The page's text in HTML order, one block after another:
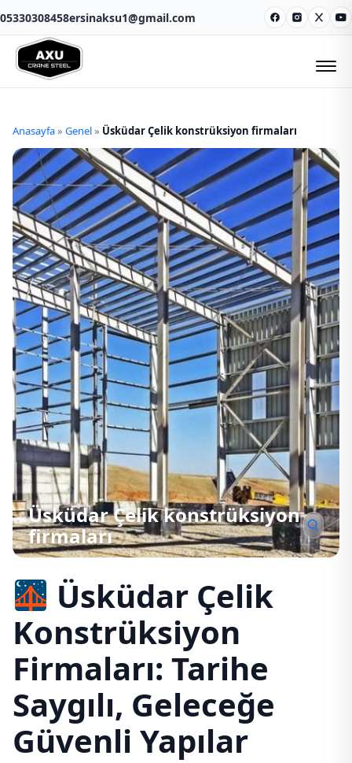
05330308458ersinaksu1@gmail.com Facebook
Instagram
X
Anasayfa» Genel» Üsküdar Çelik konstrüksiyon firmaları
Üsküdar Çelik konstrüksiyon
firmaları
Üsküdar Çelik
Konstrüksiyon
Firmaları: Tarihe
Saygılı, Geleceğe
Güvenli Yapılar